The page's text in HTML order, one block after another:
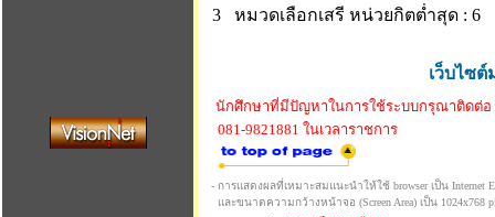
3 หมวดเลือกเสรี หน่วยกิตต่ำสุด : 6
เว็บไซ
นักศึกษาที่มีปัญหาในการใช้ระบบกรุณาติดต่อ
081-9821881 ในเวลาราชการ
- การแสดงผลที่เหมาะสมแนะนำให้ใช้ browser เป็น Internet
และขนาดความกว้างหน้าจอ (Screen Area) เป็น 1024x768